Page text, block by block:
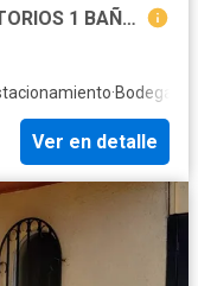
SE VENDE AMPLIA CASA 4 DORMITORIOS 1 BAÑO EN VILLA DOÑA FRANCISCA 3
·Bodega
Ver en detalle